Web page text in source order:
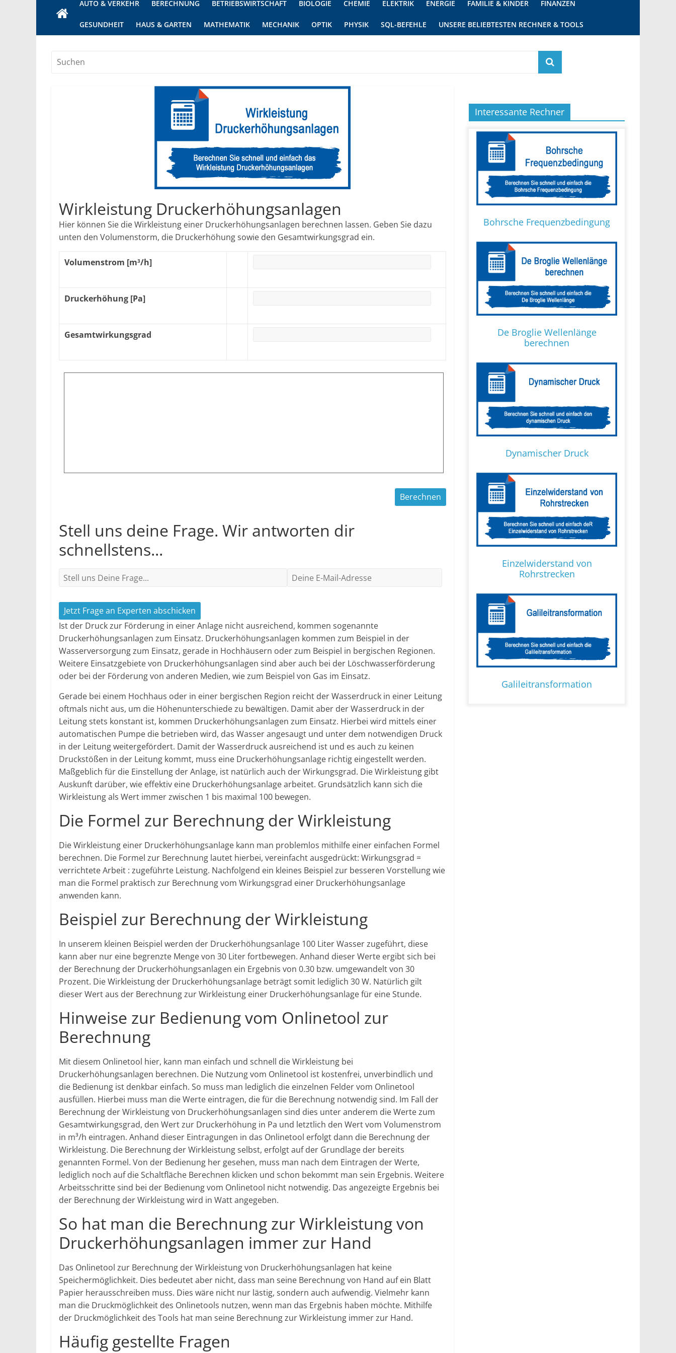
AUTO & VERKEHR BERECHNUNG BETRIEBSWIRTSCHAFT BIOLOGIE CHEMIE ELEKTRIK ENERGIE FAMILIE & KINDER FINANZEN
GESUNDHEIT HAUS & GARTEN MATHEMATIK MECHANIK OPTIK PHYSIK SQL-BEFEHLE UNSERE BELIEBTESTEN RECHNER & TOOLS
Wirkleistung Druckerhöhungsanlagen
Hier können Sie die Wirkleistung einer Druckerhöhungsanlagen berechnen lassen. Geben Sie dazu
unten den Volumenstorm, die Druckerhöhung sowie den Gesamtwirkungsgrad ein.
Volumenstrom [m3/h]
Druckerhöhung [Pa]
Gesamtwirkungsgrad
Stell uns deine Frage. Wir antworten dir
schnellstens...
Jetzt Frage an Experten abschicken
Ist der Druck zur Förderung in einer Anlage nicht ausreichend, kommen sogenannte
Druckerhöhungsanlagen zum Einsatz. Druckerhöhungsanlagen kommen zum Beispiel in der
Wasserversorgung zum Einsatz, gerade in Hochhäusern oder zum Beispiel in bergischen Regionen.
Weitere Einsatzgebiete von Druckerhöhungsanlagen sind aber auch bei der Löschwasserförderung
oder bei der Förderung von anderen Medien, wie zum Beispiel von Gas im Einsatz.
Gerade bei einem Hochhaus oder in einer bergischen Region reicht der Wasserdruck in einer Leitung
oftmals nicht aus, um die Höhenunterschiede zu bewältigen. Damit aber der Wasserdruck in der
Leitung stets konstant ist, kommen Druckerhöhungsanlagen zum Einsatz. Hierbei wird mittels einer
automatischen Pumpe die betrieben wird, das Wasser angesaugt und unter dem notwendigen Druck
in der Leitung weitergefördert. Damit der Wasserdruck ausreichend ist und es auch zu keinen
Druckstößen in der Leitung kommt, muss eine Druckerhöhungsanlage richtig eingestellt werden.
Maßgeblich für die Einstellung der Anlage, ist natürlich auch der Wirkungsgrad. Die Wirkleistung gibt
Auskunft darüber, wie effektiv eine Druckerhöhungsanlage arbeitet. Grundsätzlich kann sich die
Wirkleistung als Wert immer zwischen 1 bis maximal 100 bewegen.
Die Formel zur Berechnung der Wirkleistung
Die Wirkleistung einer Druckerhöhungsanlage kann man problemlos mithilfe einer einfachen Formel
berechnen. Die Formel zur Berechnung lautet hierbei, vereinfacht ausgedrückt: Wirkungsgrad =
verrichtete Arbeit : zugeführte Leistung. Nachfolgend ein kleines Beispiel zur besseren Vorstellung wie
man die Formel praktisch zur Berechnung vom Wirkungsgrad einer Druckerhöhungsanlage
anwenden kann.
Beispiel zur Berechnung der Wirkleistung
In unserem kleinen Beispiel werden der Druckerhöhungsanlage 100 Liter Wasser zugeführt, diese
kann aber nur eine begrenzte Menge von 30 Liter fortbewegen. Anhand dieser Werte ergibt sich bei
der Berechnung der Druckerhöhungsanlagen ein Ergebnis von 0.30 bzw. umgewandelt von 30
Prozent. Die Wirkleistung der Druckerhöhungsanlage beträgt somit lediglich 30 W. Natürlich gilt
dieser Wert aus der Berechnung zur Wirkleistung einer Druckerhöhungsanlage für eine Stunde.
Hinweise zur Bedienung vom Onlinetool zur
Berechnung
Mit diesem Onlinetool hier, kann man einfach und schnell die Wirkleistung bei
Druckerhöhungsanlagen berechnen. Die Nutzung vom Onlinetool ist kostenfrei, unverbindlich und
die Bedienung ist denkbar einfach. So muss man lediglich die einzelnen Felder vom Onlinetool
ausfüllen. Hierbei muss man die Werte eintragen, die für die Berechnung notwendig sind. Im Fall der
Berechnung der Wirkleistung von Druckerhöhungsanlagen sind dies unter anderem die Werte zum
Gesamtwirkungsgrad, den Wert zur Druckerhöhung in Pa und letztlich den Wert vom Volumenstrom
in m³/h eintragen. Anhand dieser Eintragungen in das Onlinetool erfolgt dann die Berechnung der
Wirkleistung. Die Berechnung der Wirkleistung selbst, erfolgt auf der Grundlage der bereits
genannten Formel. Von der Bedienung her gesehen, muss man nach dem Eintragen der Werte,
lediglich noch auf die Schaltfläche Berechnen klicken und schon bekommt man sein Ergebnis. Weitere
Arbeitsschritte sind bei der Bedienung vom Onlinetool nicht notwendig. Das angezeigte Ergebnis bei
der Berechnung der Wirkleistung wird in Watt angegeben.
So hat man die Berechnung zur Wirkleistung von
Druckerhöhungsanlagen immer zur Hand
Das Onlinetool zur Berechnung der Wirkleistung von Druckerhöhungsanlagen hat keine
Speichermöglichkeit. Dies bedeutet aber nicht, dass man seine Berechnung von Hand auf ein Blatt
Papier herausschreiben muss. Dies wäre nicht nur lästig, sondern auch aufwendig. Vielmehr kann
man die Druckmöglichkeit des Onlinetools nutzen, wenn man das Ergebnis haben möchte. Mithilfe
der Druckmöglichkeit des Tools hat man seine Berechnung zur Wirkleistung immer zur Hand.
Häufig gestellte Fragen
Interessante Rechner
Bohrsche Frequenzbedingung
De Broglie Wellenlänge
berechnen
Dynamischer Druck
Einzelwiderstand von
Rohrstrecken
Galileitransformation